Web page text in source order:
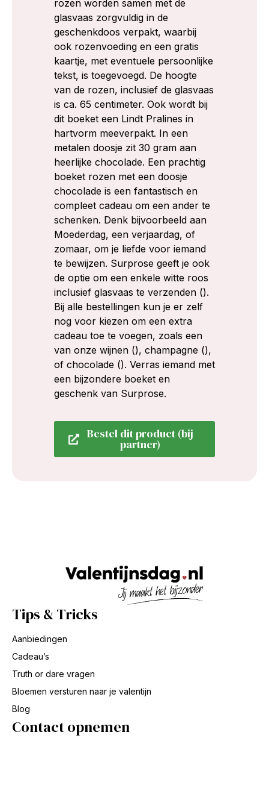
rozen worden samen met de
glasvaas zorgvuldig in de
geschenkdoos verpakt, waarbij
ook rozenvoeding en een gratis
kaartje, met eventuele persoonlijke
tekst, is toegevoegd. De hoogte
van de rozen, inclusief de glasvaas
is ca. 65 centimeter. Ook wordt bij
dit boeket een Lindt Pralines in
hartvorm meeverpakt. In een
metalen doosje zit 30 gram aan
heerlijke chocolade. Een prachtig
boeket rozen met een doosje
chocolade is een fantastisch en
compleet cadeau om een ander te
schenken. Denk bijvoorbeeld aan
Moederdag, een verjaardag, of
zomaar, om je liefde voor iemand
te bewijzen. Surprose geeft je ook
de optie om een enkele witte roos
inclusief glasvaas te verzenden ().
Bij alle bestellingen kun je er zelf
nog voor kiezen om een extra
cadeau toe te voegen, zoals een
van onze wijnen (), champagne (),
of chocolade (). Verras iemand met
een bijzondere boeket en
geschenk van Surprose.
Bestel dit product (bij
partner)
Tips & Tricks
Aanbiedingen
Cadeau’s
Truth or dare vragen
Bloemen versturen naar je valentijn
Blog
Contact opnemen